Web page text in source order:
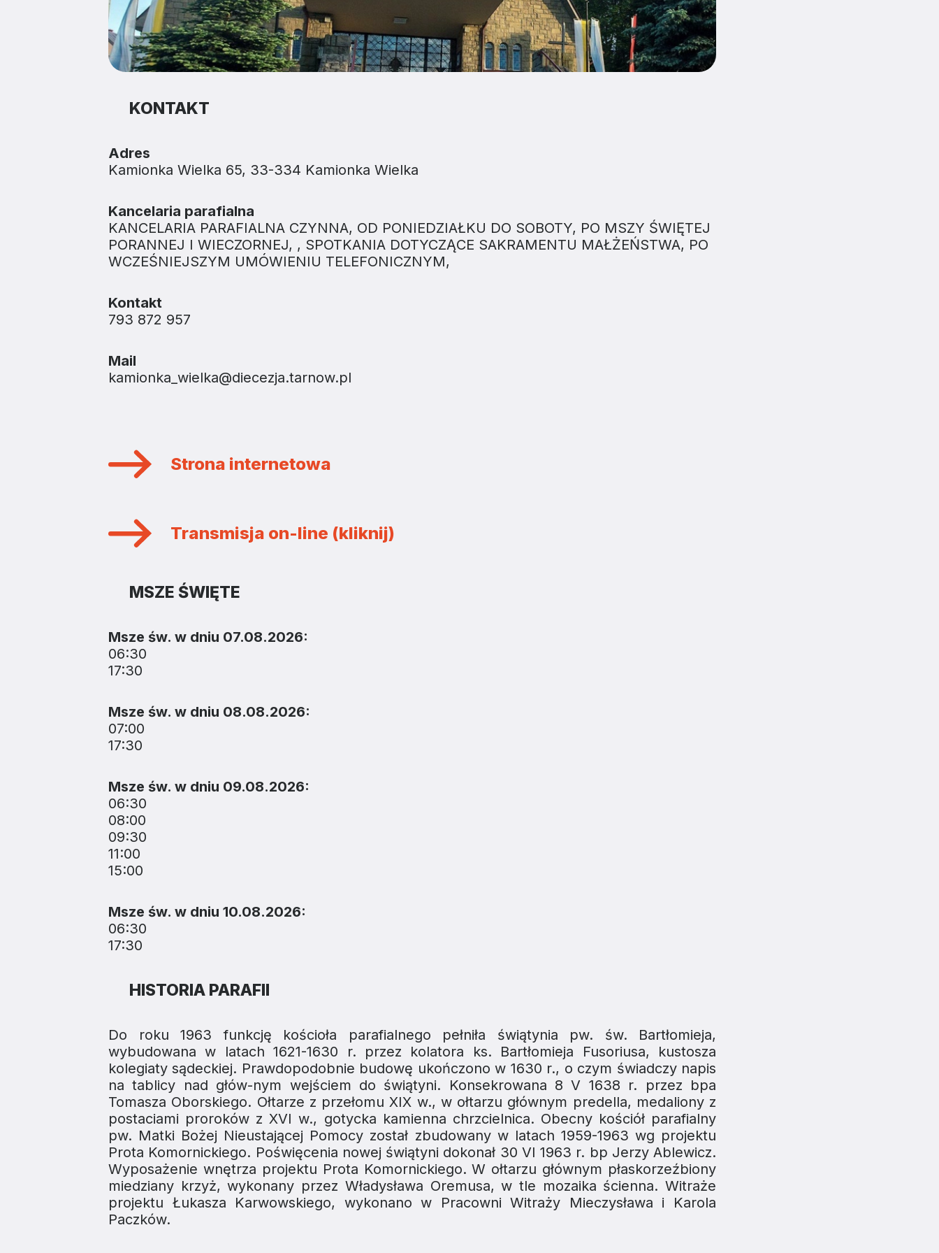
KONTAKT
Adres
Kamionka Wielka 65, 33-334 Kamionka Wielka
Kancelaria parafialna
KANCELARIA PARAFIALNA CZYNNA, OD PONIEDZIAŁKU DO SOBOTY, PO MSZY ŚWIĘTEJ
PORANNEJ I WIECZORNEJ, , SPOTKANIA DOTYCZĄCE SAKRAMENTU MAŁŻEŃSTWA, PO
WCZEŚNIEJSZYM UMÓWIENIU TELEFONICZNYM,
Kontakt
793 872 957
Mail
kamionka_wielka@diecezja.tarnow.pl
Strona internetowa
Transmisja on-line (kliknij)
MSZE ŚWIĘTE
Msze św. w dniu 07.08.2026:
06:30
17:30
Msze św. w dniu 08.08.2026:
07:00
17:30
Msze św. w dniu 09.08.2026:
06:30
08:00
09:30
11:00
15:00
Msze św. w dniu 10.08.2026:
06:30
17:30
HISTORIA PARAFII
Do roku 1963 funkcję kościoła parafialnego pełniła świątynia pw. św. Bartłomieja,
wybudowana w latach 1621-1630 r. przez kolatora ks. Bartłomieja Fusoriusa, kustosza
kolegiaty sądeckiej. Prawdopodobnie budowę ukończono w 1630 r., o czym świadczy napis
na tablicy nad głów-nym wejściem do świątyni. Konsekrowana 8 V 1638 r. przez bpa
Tomasza Oborskiego. Ołtarze z przełomu XIX w., w ołtarzu głównym predella, medaliony z
postaciami proroków z XVI w., gotycka kamienna chrzcielnica. Obecny kościół parafialny
pw. Matki Bożej Nieustającej Pomocy został zbudowany w latach 1959-1963 wg projektu
Prota Komornickiego. Poświęcenia nowej świątyni dokonał 30 VI 1963 r. bp Jerzy Ablewicz.
Wyposażenie wnętrza projektu Prota Komornickiego. W ołtarzu głównym płaskorzeźbiony
miedziany krzyż, wykonany przez Władysława Oremusa, w tle mozaika ścienna. Witraże
projektu Łukasza Karwowskiego, wykonano w Pracowni Witraży Mieczysława i Karola
Paczków.